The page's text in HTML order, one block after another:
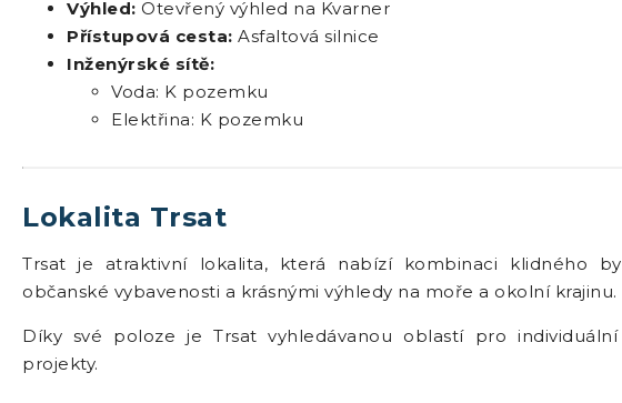
Výhled: Otevřený výhled na Kvarner
Přístupová cesta: Asfaltová silnice
Inženýrské sítě:
Voda: K pozemku
Elektřina: K pozemku
Lokalita Trsat
Trsat je atraktivní lokalita, která nabízí kombinaci klidného
občanské vybavenosti a krásnými výhledy na moře a okolní krajinu.
Díky své poloze je Trsat vyhledávanou oblastí pro
projekty.